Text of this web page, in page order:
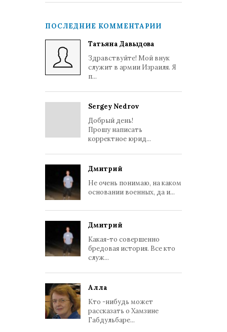
ПОСЛЕДНИЕ КОММЕНТАРИИ
Татьяна Давыдова
Здравствуйте! Мой внук
служит в армии Израиля. Я
п...
Sergey Nedrov
Добрый день!
Прошу написать
корректное юрид...
Дмитрий
Не очень понимаю, на каком
основании военных, да и...
Дмитрий
Какая-то совершенно
бредовая история. Все кто
служ...
Алла
Кто -нибудь может
рассказать о Хамзине
Габдульбаре...